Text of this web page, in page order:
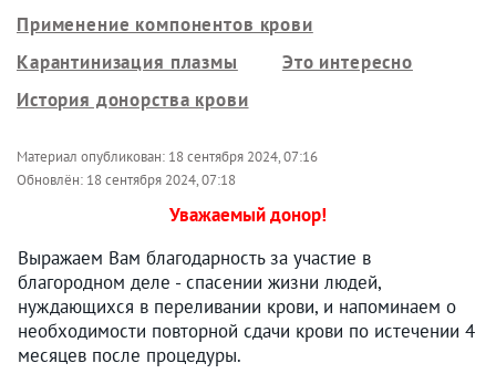
Применение компонентов крови
Карантинизация плазмы
Это интересно
История донорства крови
Материал опубликован: 18 сентября 2024, 07:16
Обновлён: 18 сентября 2024, 07:18
Уважаемый донор!
Выражаем Вам благодарность за участие в
благородном деле - спасении жизни людей,
нуждающихся в переливании крови, и напоминаем о
необходимости повторной сдачи крови по истечении 4
месяцев после процедуры.